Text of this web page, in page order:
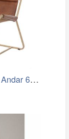
Dekoria Křeslo Andar 65x91x91cm, 65 x…